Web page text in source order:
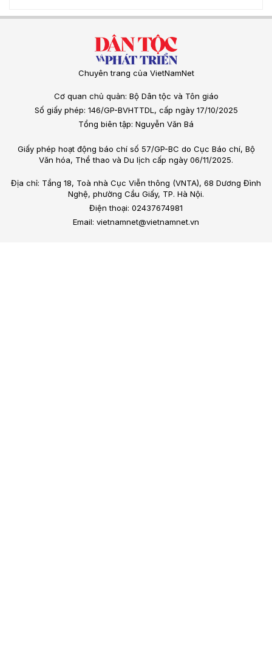
Chuyên trang của VietNamNet
Cơ quan chủ quản: Bộ Dân tộc và Tôn giáo
Số giấy phép: 146/GP-BVHTTDL, cấp ngày 17/10/2025
Tổng biên tập: Nguyễn Văn Bá
Giấy phép hoạt động báo chí số 57/GP-BC do Cục Báo chí, Bộ
Văn hóa, Thể thao và Du lịch cấp ngày 06/11/2025.
Địa chỉ: Tầng 18, Toà nhà Cục Viễn thông (VNTA), 68 Dương Đình
Nghệ, phường Cầu Giấy, TP. Hà Nội.
Điện thoại: 02437674981
Email: vietnamnet@vietnamnet.vn